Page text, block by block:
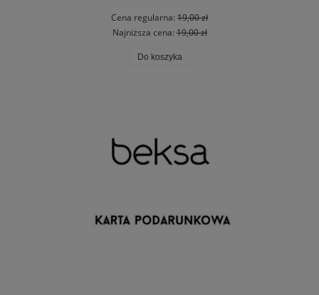
Cena regularna: 19,00 zł
Najniższa cena:19,00 zł
Do koszyka